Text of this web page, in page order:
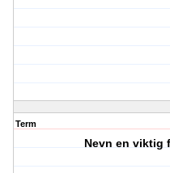
Term
Nevn en viktig